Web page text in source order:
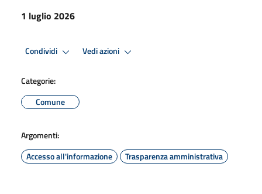
1 luglio 2026
Condividi Vedi azioni
Categorie:
Comune
Argomenti:
Accesso all'informazione
Trasparenza amministrativa